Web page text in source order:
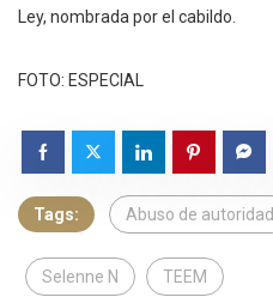
Ley, nombrada por el cabildo.
FOTO: ESPECIAL
Tags: Abuso de autoridad
Selenne N TEEM